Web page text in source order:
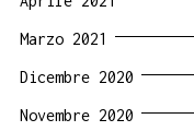
Marzo 2021
Dicembre 2020
Novembre 2020